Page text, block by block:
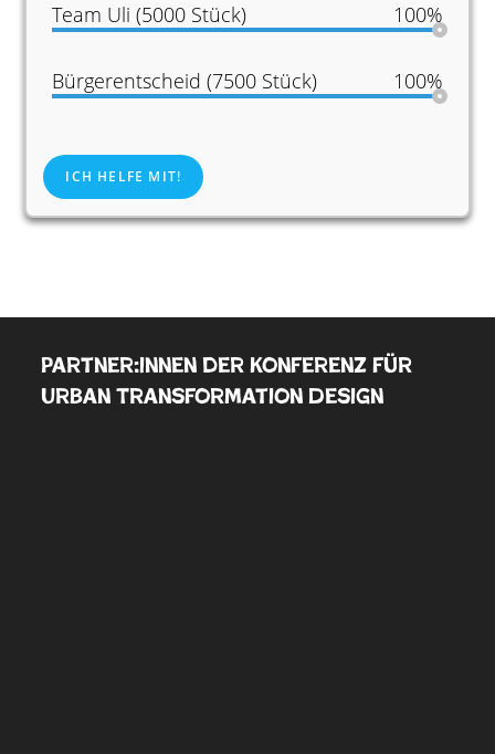
Team Uli (5000 Stück) 100%
Bürgerentscheid (7500 Stück) 100%
ICH HELFE MIT!
Partner:innen der Konferenz für
Urban Transformation Design